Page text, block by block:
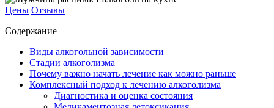
Цены Отзывы
Содержание
Виды алкогольной зависимости
Стадии алкоголизма
Почему важно начать лечение как можно раньше
Комплексный подход к лечению алкоголизма
Диагностика и оценка состояния